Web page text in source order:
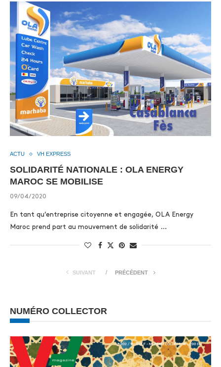
ACTU VH EXPRESS
SOLIDARITÉ NATIONALE : OLA ENERGY
MAROC SE MOBILISE
09/04/2020
En tant qu’entreprise citoyenne et engagée, OLA Energy
Maroc prend part au mouvement de solidarité …
SUIVANT PRÉCÉDENT
NUMÉRO COLLECTOR